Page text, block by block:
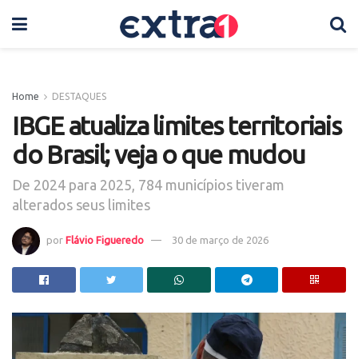
Home DESTAQUES
IBGE atualiza limites territoriais
do Brasil; veja o que mudou
De 2024 para 2025, 784 municípios tiveram
alterados seus limites
por Flávio Figueredo 30 de março de 2026